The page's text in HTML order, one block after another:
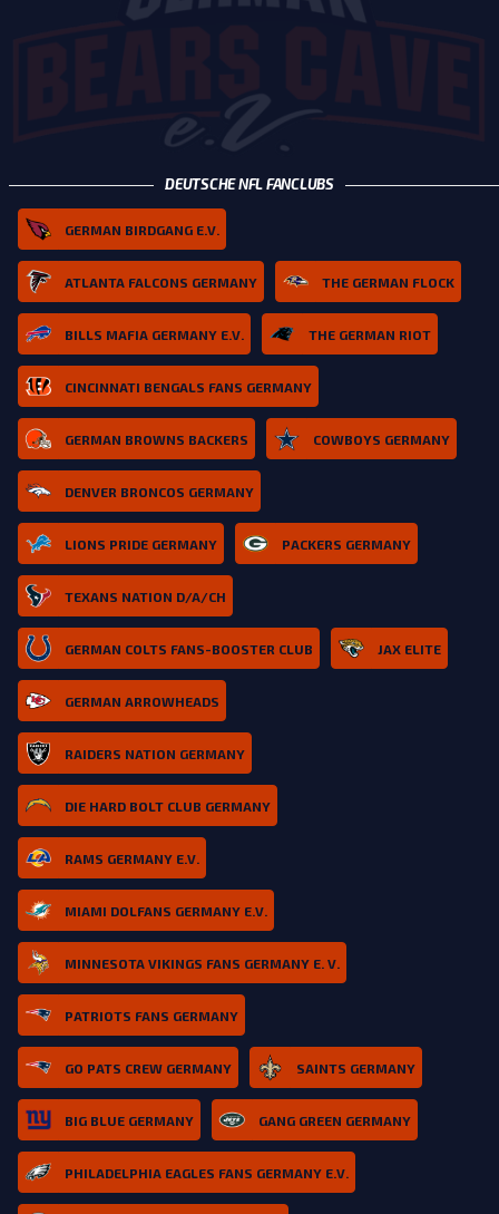
DEUTSCHE NFL FANCLUBS
GERMAN BIRDGANG E.V.
ATLANTA FALCONS GERMANY THE GERMAN FLOCK
BILLS MAFIA GERMANY E.V. THE GERMAN RIOT
CINCINNATI BENGALS FANS GERMANY
GERMAN BROWNS BACKERS COWBOYS GERMANY
DENVER BRONCOS GERMANY
LIONS PRIDE GERMANY PACKERS GERMANY
TEXANS NATION D/A/CH
GERMAN COLTS FANS-BOOSTER CLUB JAX ELITE
GERMAN ARROWHEADS
RAIDERS NATION GERMANY
DIE HARD BOLT CLUB GERMANY
RAMS GERMANY E.V.
MIAMI DOLFANS GERMANY E.V.
MINNESOTA VIKINGS FANS GERMANY E. V.
PATRIOTS FANS GERMANY
GO PATS CREW GERMANY SAINTS GERMANY
BIG BLUE GERMANY GANG GREEN GERMANY
PHILADELPHIA EAGLES FANS GERMANY E.V.